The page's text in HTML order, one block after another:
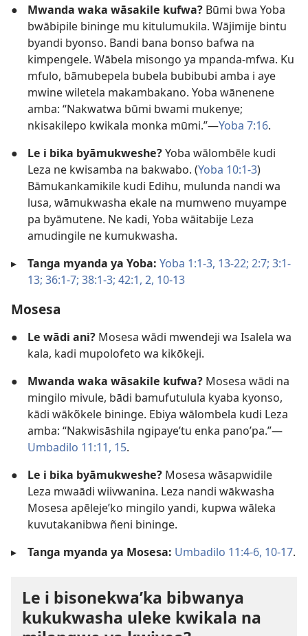
● Mwanda waka wāsakile kufwa? Būmi bwa Yoba
bwābipile bininge mu kitulumukila. Wājimije bintu
byandi byonso. Bandi bana bonso bafwa na
kimpengele. Wābela misongo ya mpanda-mfwa. Ku
mfulo, bāmubepela bubela bubibubi amba i aye
mwine wiletela makambakano. Yoba wānenene
amba: “Nakwatwa būmi bwami mukenye;
nkisakilepo kwikala monka mūmi.”—Yoba 7:16.
●
Le i bika byāmukweshe?Yoba wālombēle kudi
Leza ne kwisamba na bakwabo. (Yoba 10:1-3)
Bāmukankamikile kudi Edihu, mulunda nandi wa
lusa, wāmukwasha ekale na mumweno muyampe
pa byāmutene. Ne kadi, Yoba wāitabije Leza
amudingile ne kumukwasha.
▸
Tanga myanda ya Yoba: Yoba 1:1-3, 13-22; 2:7; 3:1-
13; 36:1-7; 38:1-3; 42:1, 2, 10-13
Mosesa
● Le wādi ani? Mosesa wādi mwendeji wa Isalela wa
kala, kadi mupolofeto wa kikōkeji.
●
Mwanda waka wāsakile kufwa? Mosesa wādi na
mingilo mivule, bādi bamufutulula kyaba kyonso,
kādi wākõkele bininge. Ebiya wālombela kudi Leza
amba: “Nakwisāshila ngipaye’tu enka pano’pa.”—
Umbadilo 11:11, 15.
●
Le i bika byāmukweshe? Mosesa wāsapwidile
Leza mwaādi wiivwanina. Leza nandi wākwasha
Mosesa apēleje’ko mingilo yandi, kupwa wāleka
kuvutakanibwa ñeni bininge.
▸
Tanga myanda ya Mosesa: Umbadilo 11:4-6, 10-17.
Le i bisonekwa’ka bibwanya
kukukwasha uleke kwikala na